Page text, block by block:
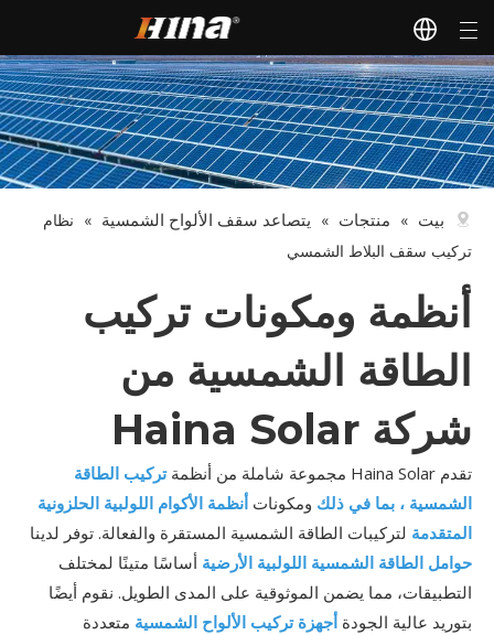
بيت » منتجات » يتصاعد سقف الألواح الشمسية » نظام
تركيب سقف البلاط الشمسي
أنظمة ومكونات تركيب
الطاقة الشمسية من
شركة Haina Solar
تقدم Haina Solar مجموعة شاملة من أنظمة
تركيب الطاقة
الشمسية ، بما في ذلك ومكونات أنظمة الأكوام اللولبية الحلزونية
المتقدمة لتركيبات الطاقة الشمسية المستقرة والفعالة. توفر لدينا
حوامل الطاقة الشمسية اللولبية الأرضية أساسًا متينًا لمختلف
التطبيقات، مما يضمن الموثوقية على المدى الطويل. نقوم أيضًا
بتوريد عالية الجودة أجهزة تركيب الألواح الشمسية متعددة